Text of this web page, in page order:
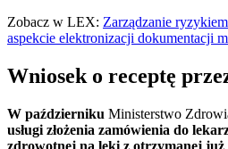
Zobacz w LEX: Zarządzanie
aspekcie elektronizacji dokumentacji
Wniosek o receptę
W październiku Ministerstwo
usługi złożenia zamówienia do
zdrowotnej na leki z otrzymanej już